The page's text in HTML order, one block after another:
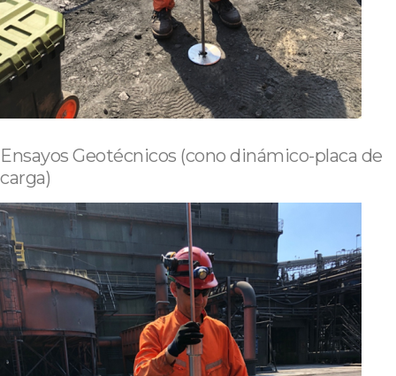
Ensayos Geotécnicos (cono dinámico-placa de
carga)